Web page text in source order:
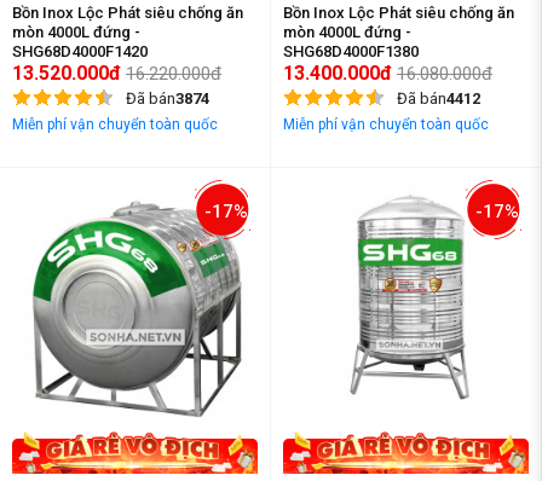
Bồn Inox Lộc Phát siêu chống ăn
mòn 4000L đứng -
SHG68D4000F1420
13.520.000đ 16.220.000đ
Đã bán3874
Miễn phí vận chuyển toàn quốc
Bồn Inox Lộc Phát siêu chống ăn
mòn 4000L đứng -
SHG68D4000F1380
13.400.000đ 16.080.000đ
Đã bán4412
Miễn phí vận chuyển toàn quốc
-17% -17%